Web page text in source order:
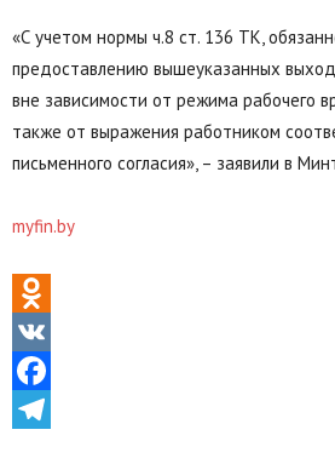
«С учетом нормы ч.8 ст. 136 ТК,
предоставлению вышеуказанных
вне зависимости от режима рабочего
также от выражения работником
письменного согласия», – заявили в
myfin.by
Odnoklassniki
VK
Facebook